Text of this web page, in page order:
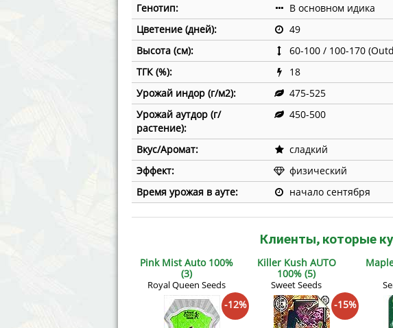
Генотип:
В основном идика
Цветение (дней):
49
Высота (см):
60-100 / 100-170
ТГК (%):
18
Урожай индор (г/м2):
475-525
Урожай аутдор (г/
растение):
450-500
Вкус/Аромат:
сладкий
Эффект:
физический
Время урожая в ауте:
начало сентября
Клиенты, которые
Pink Mist Auto 100%
(3)
Royal Queen Seeds
-12%
Killer Kush AUTO
100% (5)
Sweet Seeds
-15%